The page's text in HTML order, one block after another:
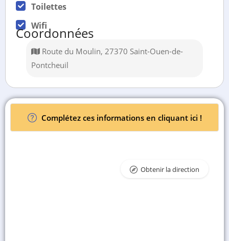
Toilettes
Wifi
Coordonnées
Route du Moulin, 27370 Saint-Ouen-de-
Pontcheuil
Complétez ces informations en cliquant ici !
Obtenir la direction